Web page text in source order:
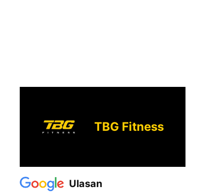
TBG Fitness
Ulasan